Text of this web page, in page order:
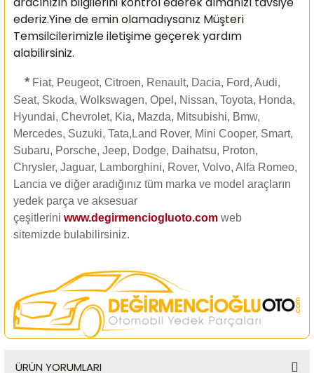
ederiz.Yine de emin olamadıysanız Müşteri
Temsilcilerimizle iletişime geçerek yardım
alabilirsiniz.
* Fiat, Peugeot, Citroen, Renault, Dacia, Ford, Audi,
Seat, Skoda, Wolkswagen, Opel, Nissan, Toyota, Honda,
Hyundai, Chevrolet, Kia, Mazda, Mitsubishi, Bmw,
Mercedes, Suzuki, Tata,Land Rover, Mini Cooper, Smart,
Subaru, Porsche, Jeep, Dodge, Daihatsu, Proton,
Chrysler, Jaguar, Lamborghini, Rover, Volvo, Alfa Romeo,
Lancia ve diğer aradığınız tüm marka ve model araçların
yedek parça ve aksesuar
çeşitlerini www.degirmenciogluoto.com web
sitemizde bulabilirsiniz.
ÜRÜN YORUMLARI